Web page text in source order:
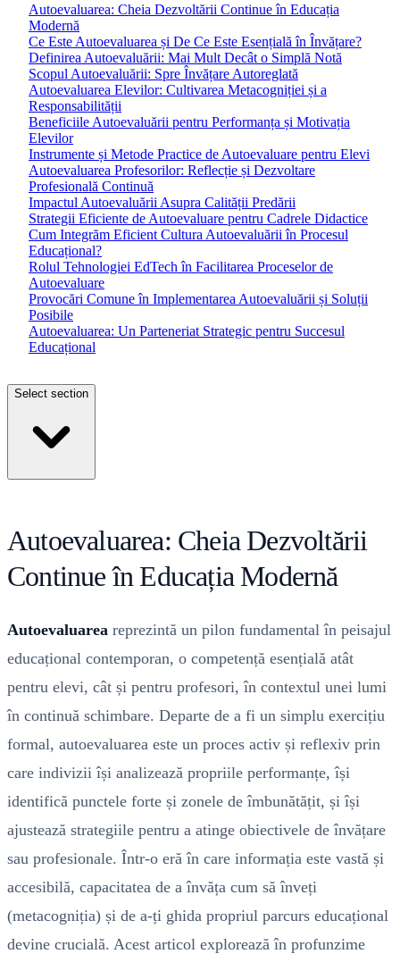
Autoevaluarea: Cheia Dezvoltării Continue în Educația
Modernă
Ce Este Autoevaluarea și De Ce Este Esențială în Învățare?
Definirea Autoevaluării: Mai Mult Decât o Simplă Notă
Scopul Autoevaluării: Spre Învățare Autoreglată
Autoevaluarea Elevilor: Cultivarea Metacogniției și a
Responsabilității
Beneficiile Autoevaluării pentru Performanța și Motivația
Elevilor
Instrumente și Metode Practice de Autoevaluare pentru Elevi
Autoevaluarea Profesorilor: Reflecție și Dezvoltare
Profesională Continuă
Impactul Autoevaluării Asupra Calității Predării
Strategii Eficiente de Autoevaluare pentru Cadrele Didactice
Cum Integrăm Eficient Cultura Autoevaluării în Procesul
Educațional?
Rolul Tehnologiei EdTech în Facilitarea Proceselor de
Autoevaluare
Provocări Comune în Implementarea Autoevaluării și Soluții
Posibile
Autoevaluarea: Un Parteneriat Strategic pentru Succesul
Educațional
Select section
Autoevaluarea: Cheia Dezvoltării
Continue în Educația Modernă
Autoevaluarea reprezintă un pilon fundamental în peisajul
educațional contemporan, o competență esențială atât
pentru elevi, cât și pentru profesori, în contextul unei lumi
în continuă schimbare. Departe de a fi un simplu exercițiu
formal, autoevaluarea este un proces activ și reflexiv prin
care indivizii își analizează propriile performanțe, își
identifică punctele forte și zonele de îmbunătățit, și își
ajustează strategiile pentru a atinge obiectivele de învățare
sau profesionale. Într-o eră în care informația este vastă și
accesibilă, capacitatea de a învăța cum să înveți
(metacogniția) și de a-ți ghida propriul parcurs educațional
devine crucială. Acest articol explorează în profunzime